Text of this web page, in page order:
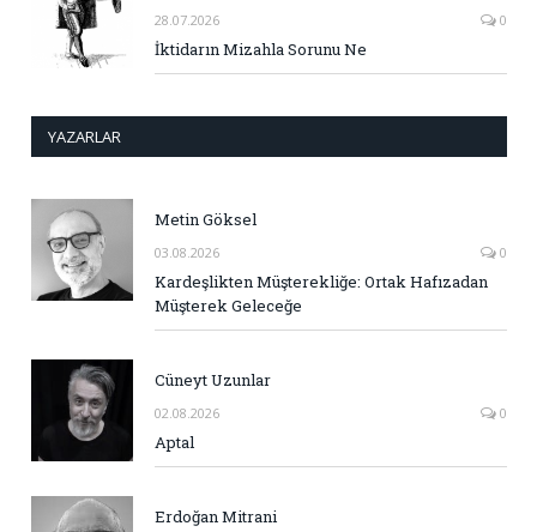
28.07.2026 0
İktidarın Mizahla Sorunu Ne
YAZARLAR
Metin Göksel
03.08.2026 0
Kardeşlikten Müşterekliğe: Ortak Hafızadan
Müşterek Geleceğe
Cüneyt Uzunlar
02.08.2026 0
Aptal
Erdoğan Mitrani